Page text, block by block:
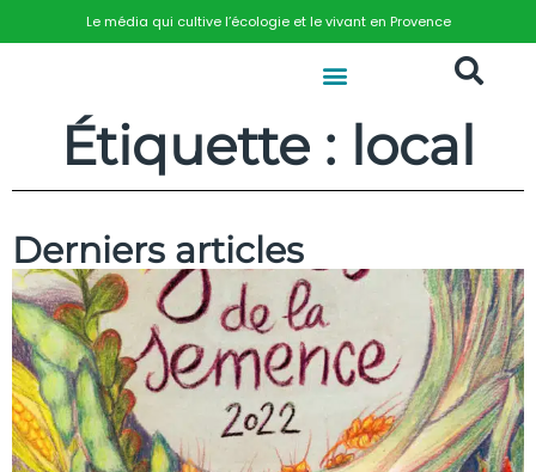
Le média qui cultive l’écologie et le vivant en Provence
Étiquette : local
Derniers articles